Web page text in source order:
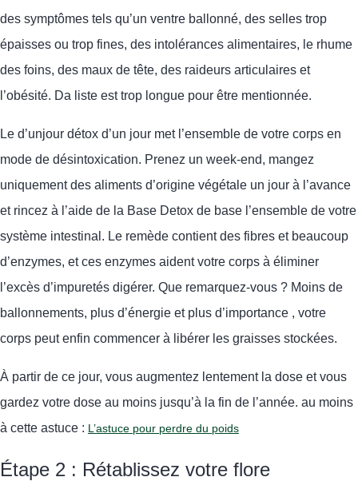
des symptômes tels qu’un ventre ballonné, des selles trop
épaisses ou trop fines, des intolérances alimentaires, le rhume
des foins, des maux de tête, des raideurs articulaires et
l’obésité. Da liste est trop longue pour être mentionnée.
Le d’unjour détox d’un jour met l’ensemble de votre corps en
mode de désintoxication. Prenez un week-end, mangez
uniquement des aliments d’origine végétale un jour à l’avance
et rincez à l’aide de la Base Detox de base l’ensemble de votre
système intestinal. Le remède contient des fibres et beaucoup
d’enzymes, et ces enzymes aident votre corps à éliminer
l’excès d’impuretés digérer. Que remarquez-vous ? Moins de
ballonnements, plus d’énergie et plus d’importance , votre
corps peut enfin commencer à libérer les graisses stockées.
À partir de ce jour, vous augmentez lentement la dose et vous
gardez votre dose au moins jusqu’à la fin de l’année. au moins
à cette astuce : L’astuce pour perdre du poids
Étape 2 : Rétablissez votre flore